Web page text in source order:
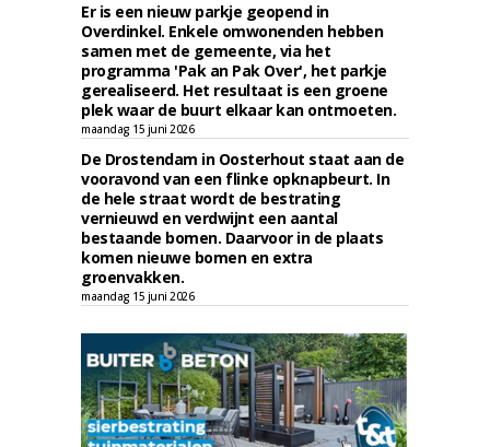
Er is een nieuw parkje geopend in
Overdinkel. Enkele omwonenden hebben
samen met de gemeente, via het
programma 'Pak an Pak Over', het parkje
gerealiseerd. Het resultaat is een groene
plek waar de buurt elkaar kan ontmoeten.
maandag 15 juni 2026
De Drostendam in Oosterhout staat aan de
vooravond van een flinke opknapbeurt. In
de hele straat wordt de bestrating
vernieuwd en verdwijnt een aantal
bestaande bomen. Daarvoor in de plaats
komen nieuwe bomen en extra
groenvakken.
maandag 15 juni 2026